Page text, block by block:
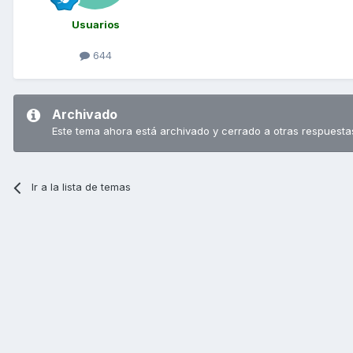
Usuarios
644
Archivado
Este tema ahora está archivado y cerrado a otras
Ir a la lista de temas